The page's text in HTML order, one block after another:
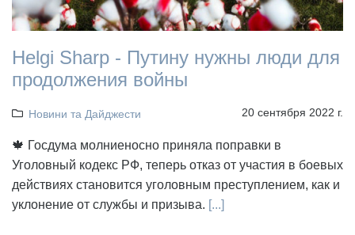
Helgi Sharp - Путину нужны люди для
продолжения войны
Новини та Дайджести 20 сентября 2022 г.
🍁 Госдума молниеносно приняла поправки в
Уголовный кодекс РФ, теперь отказ от участия в боевых
действиях становится уголовным преступлением, как и
уклонение от службы и призыва. [...]